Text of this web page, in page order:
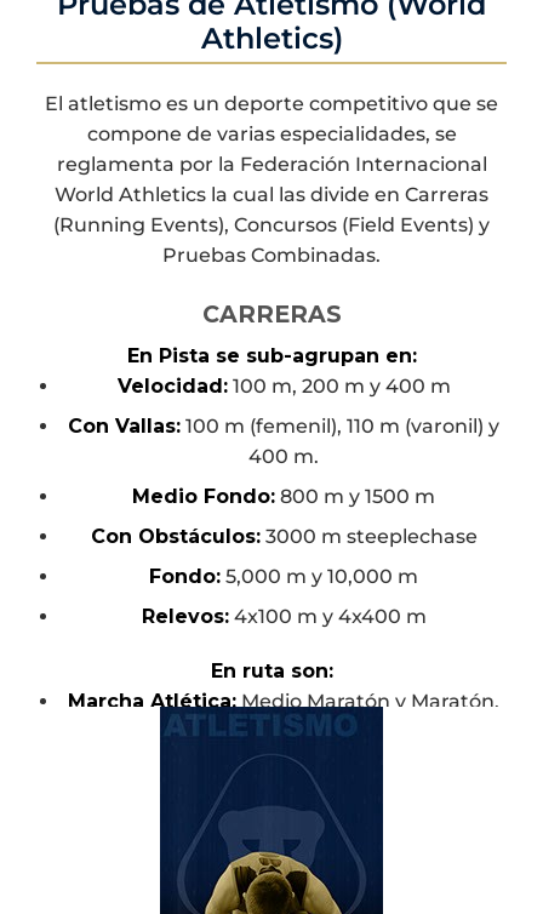
Sede
Campo de tiro con
arco "Lauro Franco
Espinosa"
Ramas
Femenil y Varonil
encargado del
extensión, Maestro
Gabriel Vera Franco.
Athletics)
El atletismo es un deporte competitivo que se
compone de varias especialidades, se
reglamenta por la Federación Internacional
World Athletics la cual las divide en Carreras
(Running Events), Concursos (Field Events) y
Pruebas Combinadas.
CARRERAS
En Pista se sub-agrupan en:
Velocidad:100 m, 200 m y 400 m
Con Vallas: 100 m (femenil), 110 m (varonil) y
400 m.
Medio Fondo: 800 m y 1500 m
Con Obstáculos:3000 m steeplechase
Fondo: 5,000 m y 10,000 m
Relevos:4x100 m y 4x400 m
En ruta son:
Marcha Atlética:Medio Maratón y Maratón.
Carreras en ruta: 1 milla, 5 km, Medio
Maratón y Maratón.
Campo Traviesa son:
Libre:10 km
Juvenil Sub-20:6 km (femenil) y 8 km